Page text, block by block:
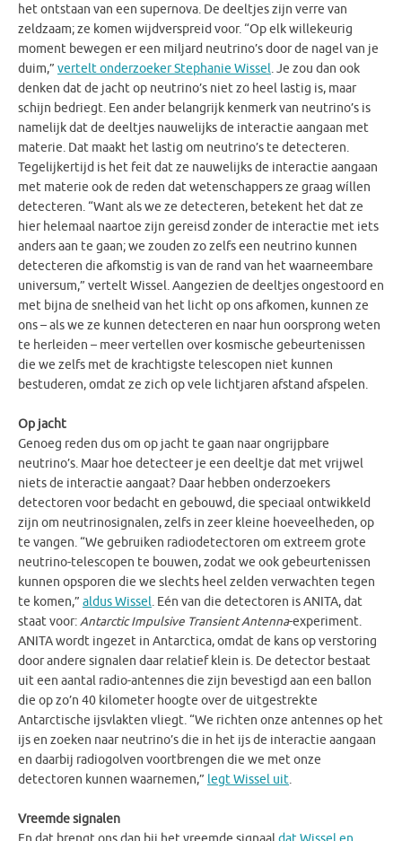
het ontstaan van een supernova. De deeltjes zijn verre van
zeldzaam; ze komen wijdverspreid voor. “Op elk willekeurig
moment bewegen er een miljard neutrino’s door de nagel van je
duim,” vertelt onderzoeker Stephanie Wissel. Je zou dan ook
denken dat de jacht op neutrino’s niet zo heel lastig is, maar
schijn bedriegt. Een ander belangrijk kenmerk van neutrino’s is
namelijk dat de deeltjes nauwelijks de interactie aangaan met
materie. Dat maakt het lastig om neutrino’s te detecteren.
Tegelijkertijd is het feit dat ze nauwelijks de interactie aangaan
met materie ook de reden dat wetenschappers ze graag wíllen
detecteren. “Want als we ze detecteren, betekent het dat ze
hier helemaal naartoe zijn gereisd zonder de interactie met iets
anders aan te gaan; we zouden zo zelfs een neutrino kunnen
detecteren die afkomstig is van de rand van het waarneembare
universum,” vertelt Wissel. Aangezien de deeltjes ongestoord en
met bijna de snelheid van het licht op ons afkomen, kunnen ze
ons – als we ze kunnen detecteren en naar hun oorsprong weten
te herleiden – meer vertellen over kosmische gebeurtenissen
die we zelfs met de krachtigste telescopen niet kunnen
bestuderen, omdat ze zich op vele lichtjaren afstand afspelen.
Op jacht
Genoeg reden dus om op jacht te gaan naar ongrijpbare
neutrino’s. Maar hoe detecteer je een deeltje dat met vrijwel
niets de interactie aangaat? Daar hebben onderzoekers
detectoren voor bedacht en gebouwd, die speciaal ontwikkeld
zijn om neutrinosignalen, zelfs in zeer kleine hoeveelheden, op
te vangen. “We gebruiken radiodetectoren om extreem grote
neutrino-telescopen te bouwen, zodat we ook gebeurtenissen
kunnen opsporen die we slechts heel zelden verwachten tegen
te komen,” aldus Wissel. Eén van die detectoren is ANITA, dat
staat voor:Antarctic Impulsive Transient Antenna-experiment.
ANITA wordt ingezet in Antarctica, omdat de kans op verstoring
door andere signalen daar relatief klein is. De detector bestaat
uit een aantal radio-antennes die zijn bevestigd aan een ballon
die op zo’n 40 kilometer hoogte over de uitgestrekte
Antarctische ijsvlakten vliegt. “We richten onze antennes op het
ijs en zoeken naar neutrino’s die in het ijs de interactie aangaan
en daarbij radiogolven voortbrengen die we met onze
detectoren kunnen waarnemen,” legt Wissel uit.
Vreemde signalen